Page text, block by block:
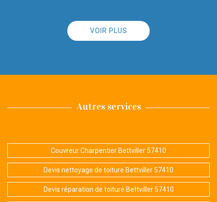
VOIR PLUS
Autres services
Couvreur Charpentier Bettviller 57410
Devis nettoyage de toiture Bettviller 57410
Devis réparation de toiture Bettviller 57410